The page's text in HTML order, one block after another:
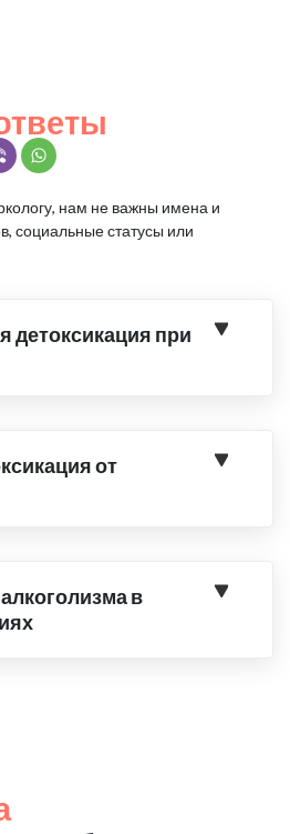
нам не важны имена и
социальные статусы или
детоксикация при
от
в